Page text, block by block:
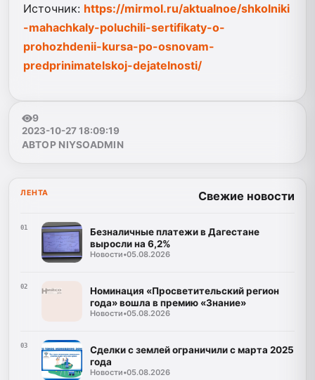
Источник: https://mirmol.ru/aktualnoe/shkolniki
-mahachkaly-poluchili-sertifikaty-o-
prohozhdenii-kursa-po-osnovam-
predprinimatelskoj-dejatelnosti/
9
2023-10-27 18:09:19
АВТОР NIYSOADMIN
ЛЕНТА Свежие новости
01
Безналичные платежи в Дагестане
выросли на 6,2%
Новости•05.08.2026
02
Номинация «Просветительский регион
года» вошла в премию «Знание»
Новости•05.08.2026
03
Сделки с землей ограничили с марта 2025
года
Новости•05.08.2026